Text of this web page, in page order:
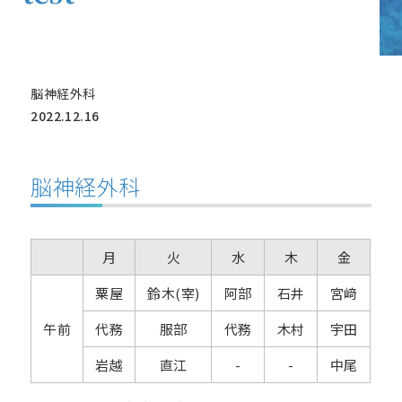
脳神経外科
2022.12.16
脳神経外科
月 火 水 木 金
午前
粟屋 鈴木(宰) 阿部 石井
宮﨑
代務
服部 代務 木村
宇田
岩越
直江 - - 中尾